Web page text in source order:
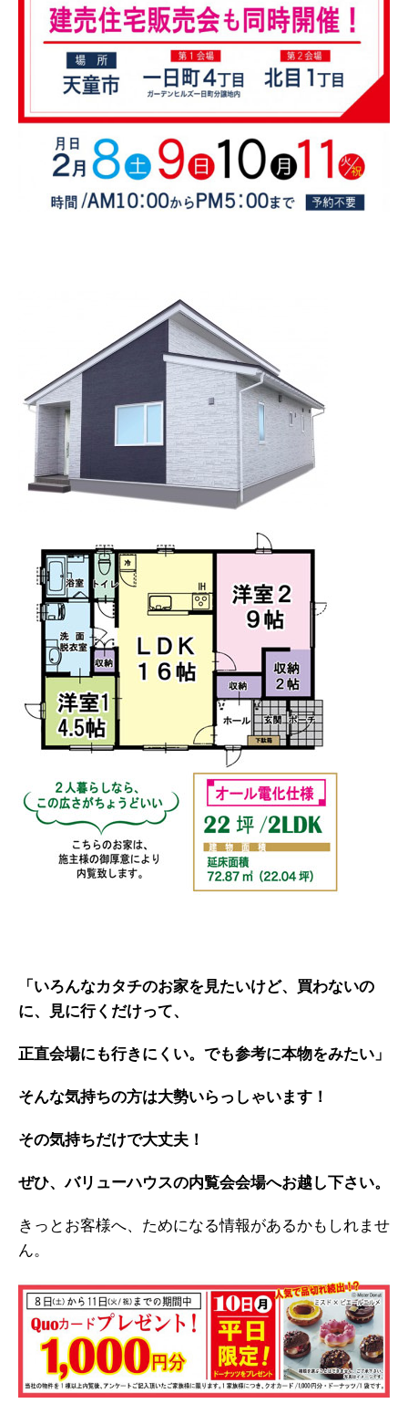
「いろんなカタチのお家を見たいけど、買わないの
に、見に行くだけって、
正直会場にも行きにくい。でも参考に本物をみたい」
そんな気持ちの方は大勢いらっしゃいます！
その気持ちだけで大丈夫！
ぜひ、バリューハウスの内覧会会場へお越し下さい。
きっとお客様へ、ためになる情報があるかもしれませ
ん。